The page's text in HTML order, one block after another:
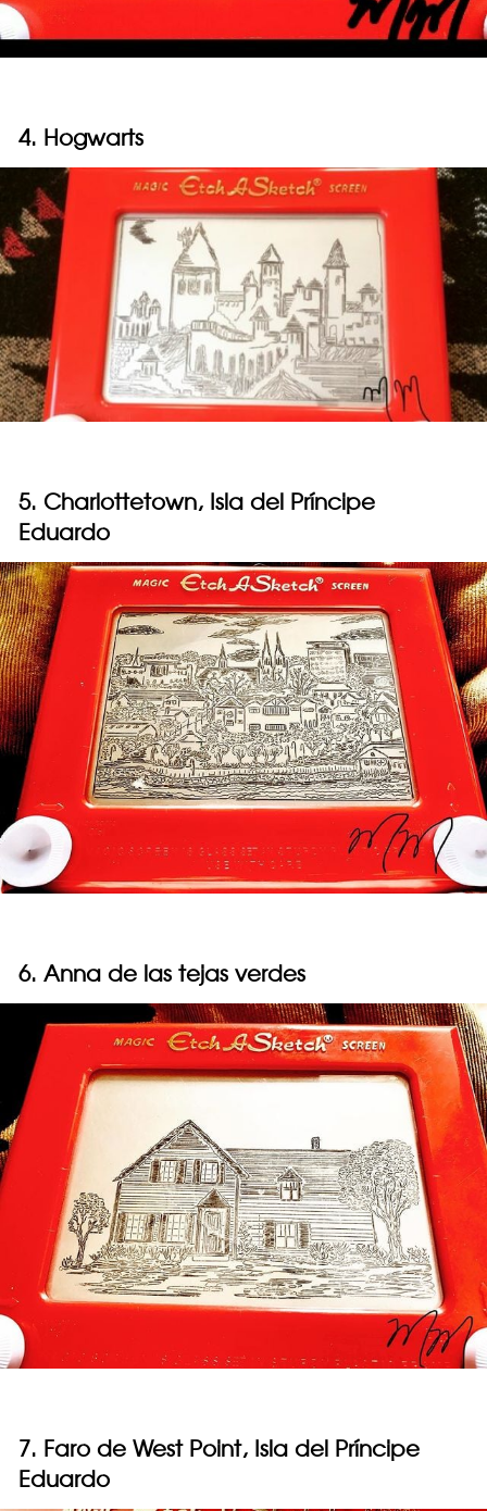
4. Hogwarts
5. Charlottetown, Isla del Príncipe
Eduardo
6. Anna de las tejas verdes
7. Faro de West Point, Isla del Príncipe
Eduardo